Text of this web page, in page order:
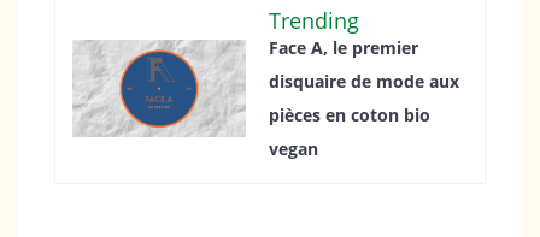
Trending
Face A, le premier
disquaire de mode aux
pièces en coton bio
vegan